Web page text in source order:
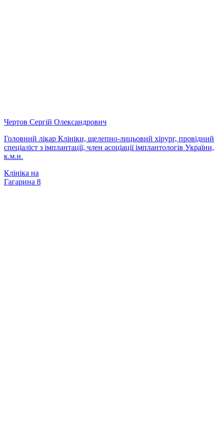
Чертов Сергій Олександрович
Головний лікар Клініки, щелепно-лицьовий хірург, провідний
спеціаліст з імплантації, член асоціації імплантологів України,
к.м.н.
Клініка на
Гагарина 8